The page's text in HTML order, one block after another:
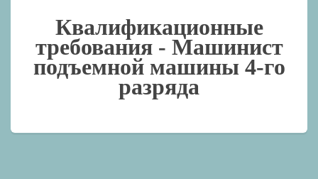
Квалификационные
требования - Машинист
подъемной машины 4-го
разряда